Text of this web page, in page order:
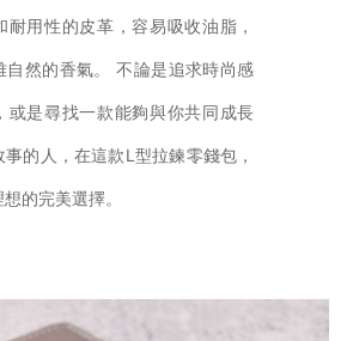
耐用性的皮革，容易吸收油脂，
自然的香氣。 不論是追求時尚感
或是尋找一款能夠與你共同成長
的人，在這款L型拉鍊零錢包，
的完美選擇。